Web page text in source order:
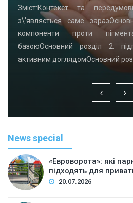
Зміст:Контекст та
з\’являється саме
компоненти проти
базоюОсновний розділ 2:
активним доглядомОсновний
News special
«Евроворота»: які
підходять для
20.07.2026